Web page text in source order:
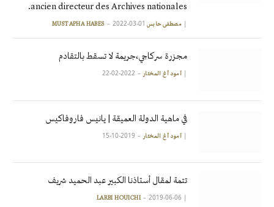
ancien directeur des Archives nationales.
| مصطفى حابس MUSTAPHA HABES 2022-03-01
مجزرة سركاجي،جريمة لا تسقط بالتقادم
| آمود أغ المختار 2022-02-22
في ماهية الدولة العميقة | يانيس فاروفاكيس
| آمود أغ المختار 2019-10-15
تتمة لمقال أستاذنا الكبير عبد الحميد شريف
|
LARBI HOUICHI 2019-06-06